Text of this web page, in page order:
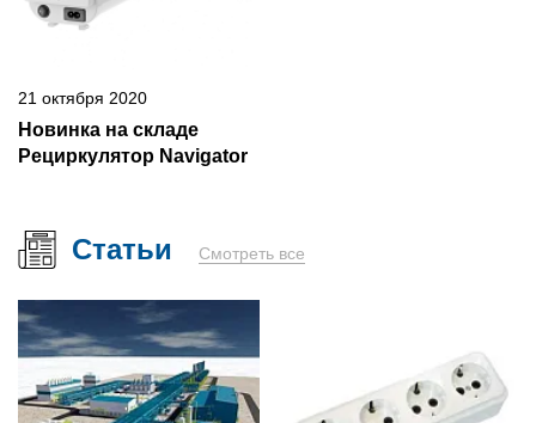
21 октября 2020
Новинка на складе
Рециркулятор Navigator
Статьи Смотреть все